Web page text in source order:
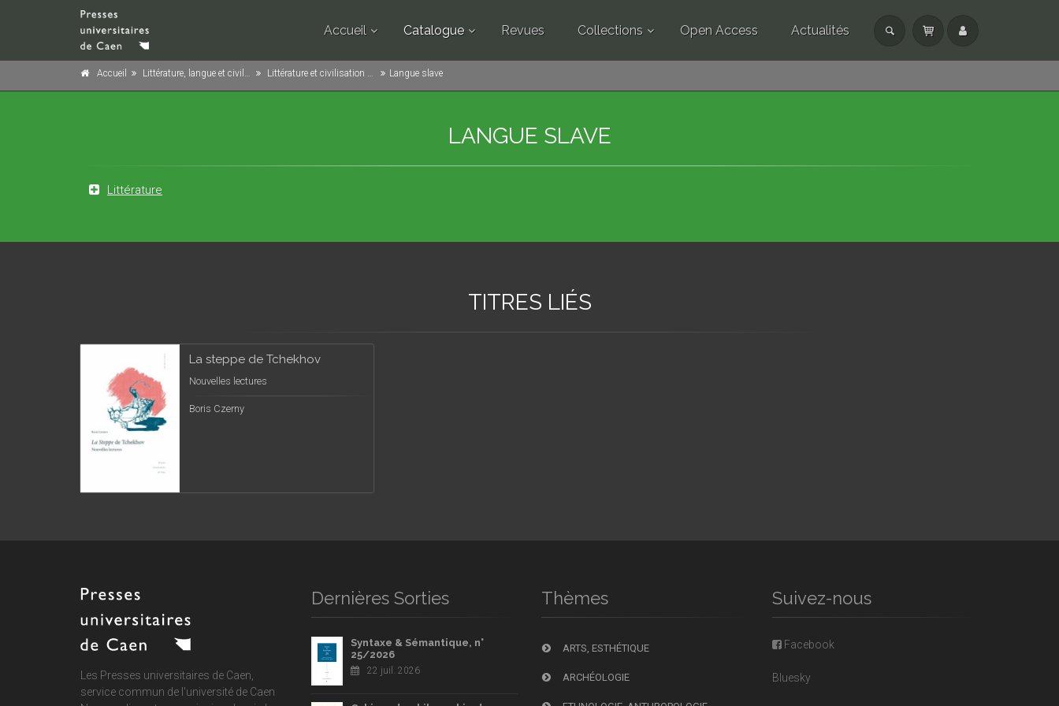
Accueil Catalogue Revues Collections Open Access Actualités
Accueil Littérature, langue et civilisation Littérature et civilisation étrangère Langue slave
LANGUE SLAVE
Littérature
TITRES LIÉS
La steppe de Tchekhov
Nouvelles lectures
Boris Czerny
Les Presses universitaires de Caen,
service commun de l'université de Caen
Dernières Sorties
Syntaxe & Sémantique, n°
25/2026
22 juil. 2026
Thèmes
ARTS, ESTHÉTIQUE
ARCHÉOLOGIE
Suivez-nous
Facebook
Bluesky